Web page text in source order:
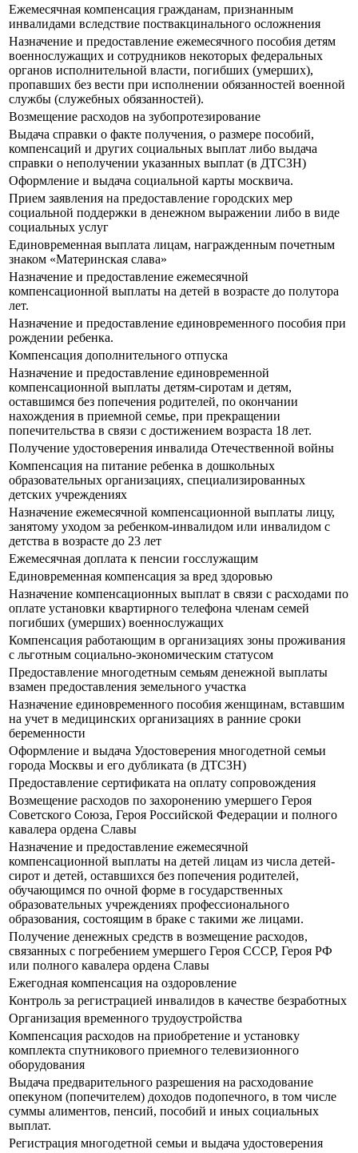
Ежемесячная компенсация гражданам, признанным
инвалидами вследствие поствакцинального осложнения
Назначение и предоставление ежемесячного пособия детям
военнослужащих и сотрудников некоторых федеральных
органов исполнительной власти, погибших (умерших),
пропавших без вести при исполнении обязанностей военной
службы (служебных обязанностей).
Возмещение расходов на зубопротезирование
Выдача справки о факте получения, о размере пособий,
компенсаций и других социальных выплат либо выдача
справки о неполучении указанных выплат (в ДТСЗН)
Оформление и выдача социальной карты москвича.
Прием заявления на предоставление городских мер
социальной поддержки в денежном выражении либо в виде
социальных услуг
Единовременная выплата лицам, награжденным почетным
знаком «Материнская слава»
Назначение и предоставление ежемесячной
компенсационной выплаты на детей в возрасте до полутора
лет.
Назначение и предоставление единовременного пособия при
рождении ребенка.
Компенсация дополнительного отпуска
Назначение и предоставление единовременной
компенсационной выплаты детям-сиротам и детям,
оставшимся без попечения родителей, по окончании
нахождения в приемной семье, при прекращении
попечительства в связи с достижением возраста 18 лет.
Получение удостоверения инвалида Отечественной войны
Компенсация на питание ребенка в дошкольных
образовательных организациях, специализированных
детских учреждениях
Назначение ежемесячной компенсационной выплаты лицу,
занятому уходом за ребенком-инвалидом или инвалидом с
детства в возрасте до 23 лет
Ежемесячная доплата к пенсии госслужащим
Единовременная компенсация за вред здоровью
Назначение компенсационных выплат в связи с расходами по
оплате установки квартирного телефона членам семей
погибших (умерших) военнослужащих
Компенсация работающим в организациях зоны проживания
с льготным социально-экономическим статусом
Предоставление многодетным семьям денежной выплаты
взамен предоставления земельного участка
Назначение единовременного пособия женщинам, вставшим
на учет в медицинских организациях в ранние сроки
беременности
Оформление и выдача Удостоверения многодетной семьи
города Москвы и его дубликата (в ДТСЗН)
Предоставление сертификата на оплату сопровождения
Возмещение расходов по захоронению умершего Героя
Советского Союза, Героя Российской Федерации и полного
кавалера ордена Славы
Назначение и предоставление ежемесячной
компенсационной выплаты на детей лицам из числа детей-
сирот и детей, оставшихся без попечения родителей,
обучающимся по очной форме в государственных
образовательных учреждениях профессионального
образования, состоящим в браке с такими же лицами.
Получение денежных средств в возмещение расходов,
связанных с погребением умершего Героя СССР, Героя РФ
или полного кавалера ордена Славы
Ежегодная компенсация на оздоровление
Контроль за регистрацией инвалидов в качестве безработных
Организация временного трудоустройства
Компенсация расходов на приобретение и установку
комплекта спутникового приемного телевизионного
оборудования
Выдача предварительного разрешения на расходование
опекуном (попечителем) доходов подопечного, в том числе
суммы алиментов, пенсий, пособий и иных социальных
выплат.
Регистрация многодетной семьи и выдача удостоверения